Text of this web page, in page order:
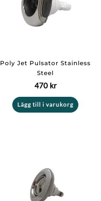
Poly Jet Pulsator Stainless
Steel
470 kr
Lägg till i varukorg